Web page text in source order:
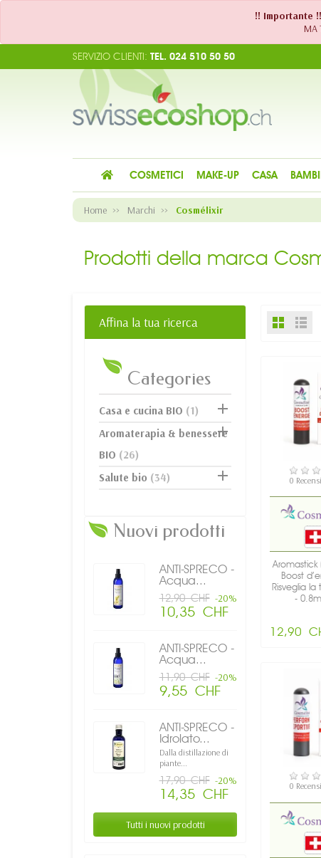
!! Importante
MA
SERVIZIO CLIENTI: TEL. 024 510 50 50
COSMETICI MAKE-UP CASA
Home Marchi Cosmélixir
Prodotti della marca
Affina la tua ricerca
Categories

Casa e cucina BIO (1)

Aromaterapia & benessere
BIO (26)

Salute bio (34)
Nuovi prodotti
ANTI-SPRECO -
Acqua...
12,90 CHF -20%
10,35 CHF
ANTI-SPRECO -
Acqua...
11,90 CHF -20%
9,55 CHF
ANTI-SPRECO -
Idrolato...
Dalla distillazione di
piante...
17,90 CHF -20%
14,35 CHF
Tutti i nuovi prodotti
0
Aromastick
Boost
Risveglia la
-
12,90
0